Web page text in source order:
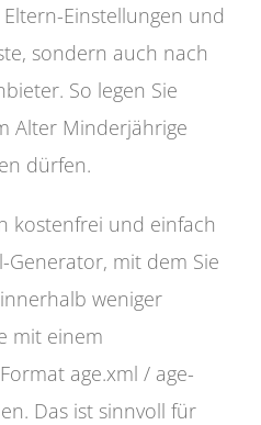
Einstellungen und
sondern auch nach
So legen Sie
Alter Minderjährige
dürfen.
kostenfrei und einfach
mit dem Sie
weniger
mit einem
age.xml / age-
Das ist sinnvoll für